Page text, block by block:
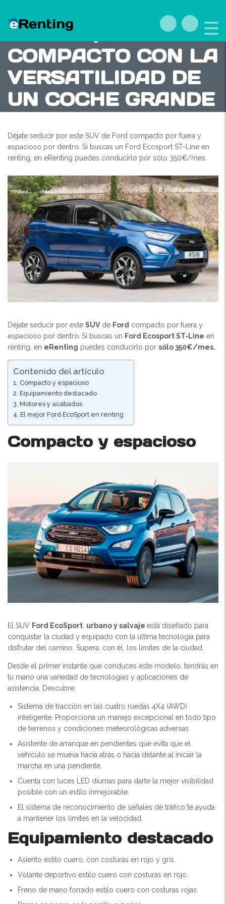
FORD ECOSPORT
ST-LINE, EL SUV
COMPACTO CON LA
VERSATILIDAD DE
UN COCHE GRANDE
Déjate seducir por este SUV de Ford compacto por fuera y
espacioso por dentro. Si buscas un Ford Ecosport ST-Line en
renting, en eRenting puedes conducirlo por sólo 350€/mes.
Déjate seducir por este SUVde Ford compacto por fuera y
espacioso por dentro. Si buscas un Ford Ecosport ST-Line en
renting, en eRenting puedes conducirlo por sólo 350€/mes.
Contenido del artículo
Compacto y espacioso
Equipamiento destacado
Motores y acabados
El mejor Ford EcoSport en renting
Compacto y espacioso
El SUV Ford EcoSport, urbano y salvaje está diseñado para
conquistar la ciudad y equipado con la última tecnología para
disfrutar del camino. Supera, con él, los límites de la ciudad.
Desde el primer instante que conduces este modelo, tendrás en
tu mano una variedad de tecnologías y aplicaciones de
asistencia. Descubre:
Sistema de tracción en las cuatro ruedas 4X4 (AWD)
inteligente. Proporciona un manejo excepcional en todo tipo
de terrenos y condiciones meteorológicas adversas.
Asistente de arranque en pendientes que evita que el
vehículo se mueva hacia atrás o hacia delante al iniciar la
marcha en una pendiente.
Cuenta con luces LED diurnas para darte la mejor visibilidad
posible con un estilo inmejorable.
El sistema de reconocimiento de señales de tráfico te ayuda
a mantener los límites en la velocidad.
Equipamiento destacado
Asiento estilo cuero, con costuras en rojo y gris.
Volante deportivo estilo cuero con costuras en rojo.
Freno de mano forrado estilo cuero con costuras rojas.